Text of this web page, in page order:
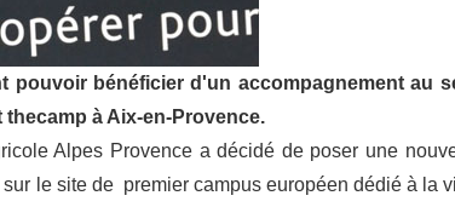
pouvoir bénéficier d'un accompagnement au
à Aix-en-Provence.
Alpes Provence a décidé de poser une
le site de premier campus européen dédié à la